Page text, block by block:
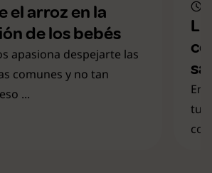
el arroz en la
de los bebés
apasiona despejarte las
comunes y no tan
...
En
tu